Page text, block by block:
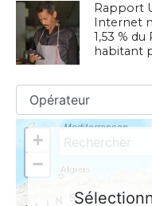
Rapport
Internet
1,53 %
habitant